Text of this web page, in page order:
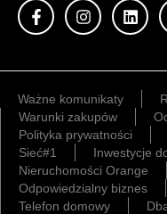
Ważne komunikaty
Warunki zakupów
Polityka prywatności
Sieć#1
Inwestycje
Nieruchomości Orange
Odpowiedzialny biznes
Telefon domowy